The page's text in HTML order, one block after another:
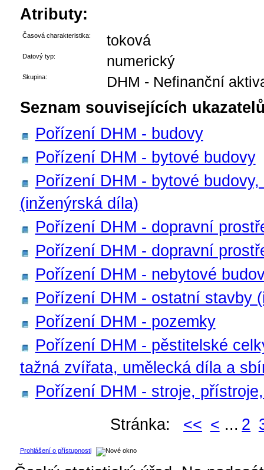
Atributy:
Časová charakteristika: toková
Datový typ: numerický
Skupina: DHM - Nefinanční
Seznam souvisejících
Pořízení DHM - budovy
Pořízení DHM - bytové budovy
Pořízení DHM - bytové
(inženýrská díla)
Pořízení DHM - dopravní
Pořízení DHM - dopravní
Pořízení DHM - nebytové
Pořízení DHM - ostatní stavby
Pořízení DHM - pozemky
Pořízení DHM - pěstitelské
tažná zvířata, umělecká díla a
Pořízení DHM - stroje,
Stránka:
<< < ... 2
Prohlášení o přístupnosti